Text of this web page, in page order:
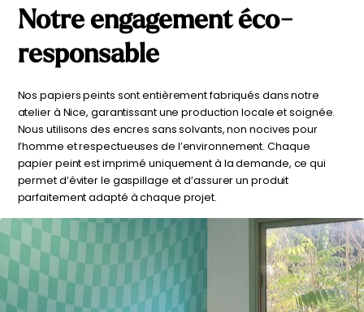
Notre engagement éco-
responsable
Nos papiers peints sont entièrement fabriqués dans notre
atelier à Nice, garantissant une production locale et soignée.
Nous utilisons des encres sans solvants, non nocives pour
l’homme et respectueuses de l’environnement. Chaque
papier peint est imprimé uniquement à la demande, ce qui
permet d’éviter le gaspillage et d’assurer un produit
parfaitement adapté à chaque projet.